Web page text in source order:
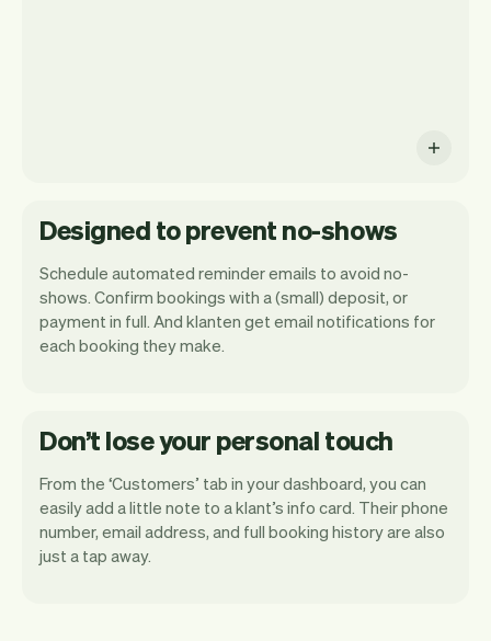
Designed to prevent no-shows
Schedule automated reminder emails to avoid no-
shows. Confirm bookings with a (small) deposit, or
payment in full. And klanten get email notifications for
each booking they make.
Don’t lose your personal touch
From the ‘Customers’ tab in your dashboard, you can
easily add a little note to a klant’s info card. Their phone
number, email address, and full booking history are also
just a tap away.